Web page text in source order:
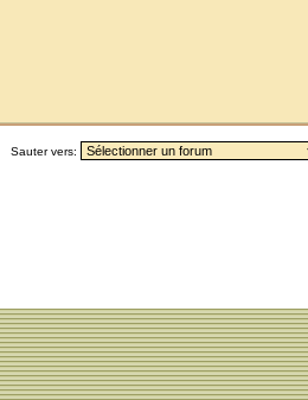
Sauter vers: